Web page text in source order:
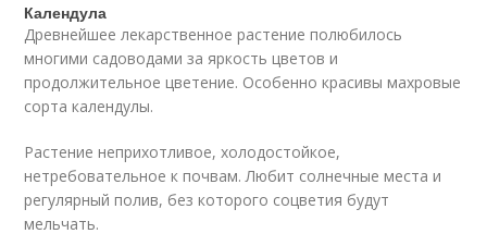
Календула
Древнейшее лекарственное растение полюбилось
многими садоводами за яркость цветов и
продолжительное цветение. Особенно красивы махровые
сорта календулы.
Растение неприхотливое, холодостойкое,
нетребовательное к почвам. Любит солнечные места и
регулярный полив, без которого соцветия будут
мельчать.